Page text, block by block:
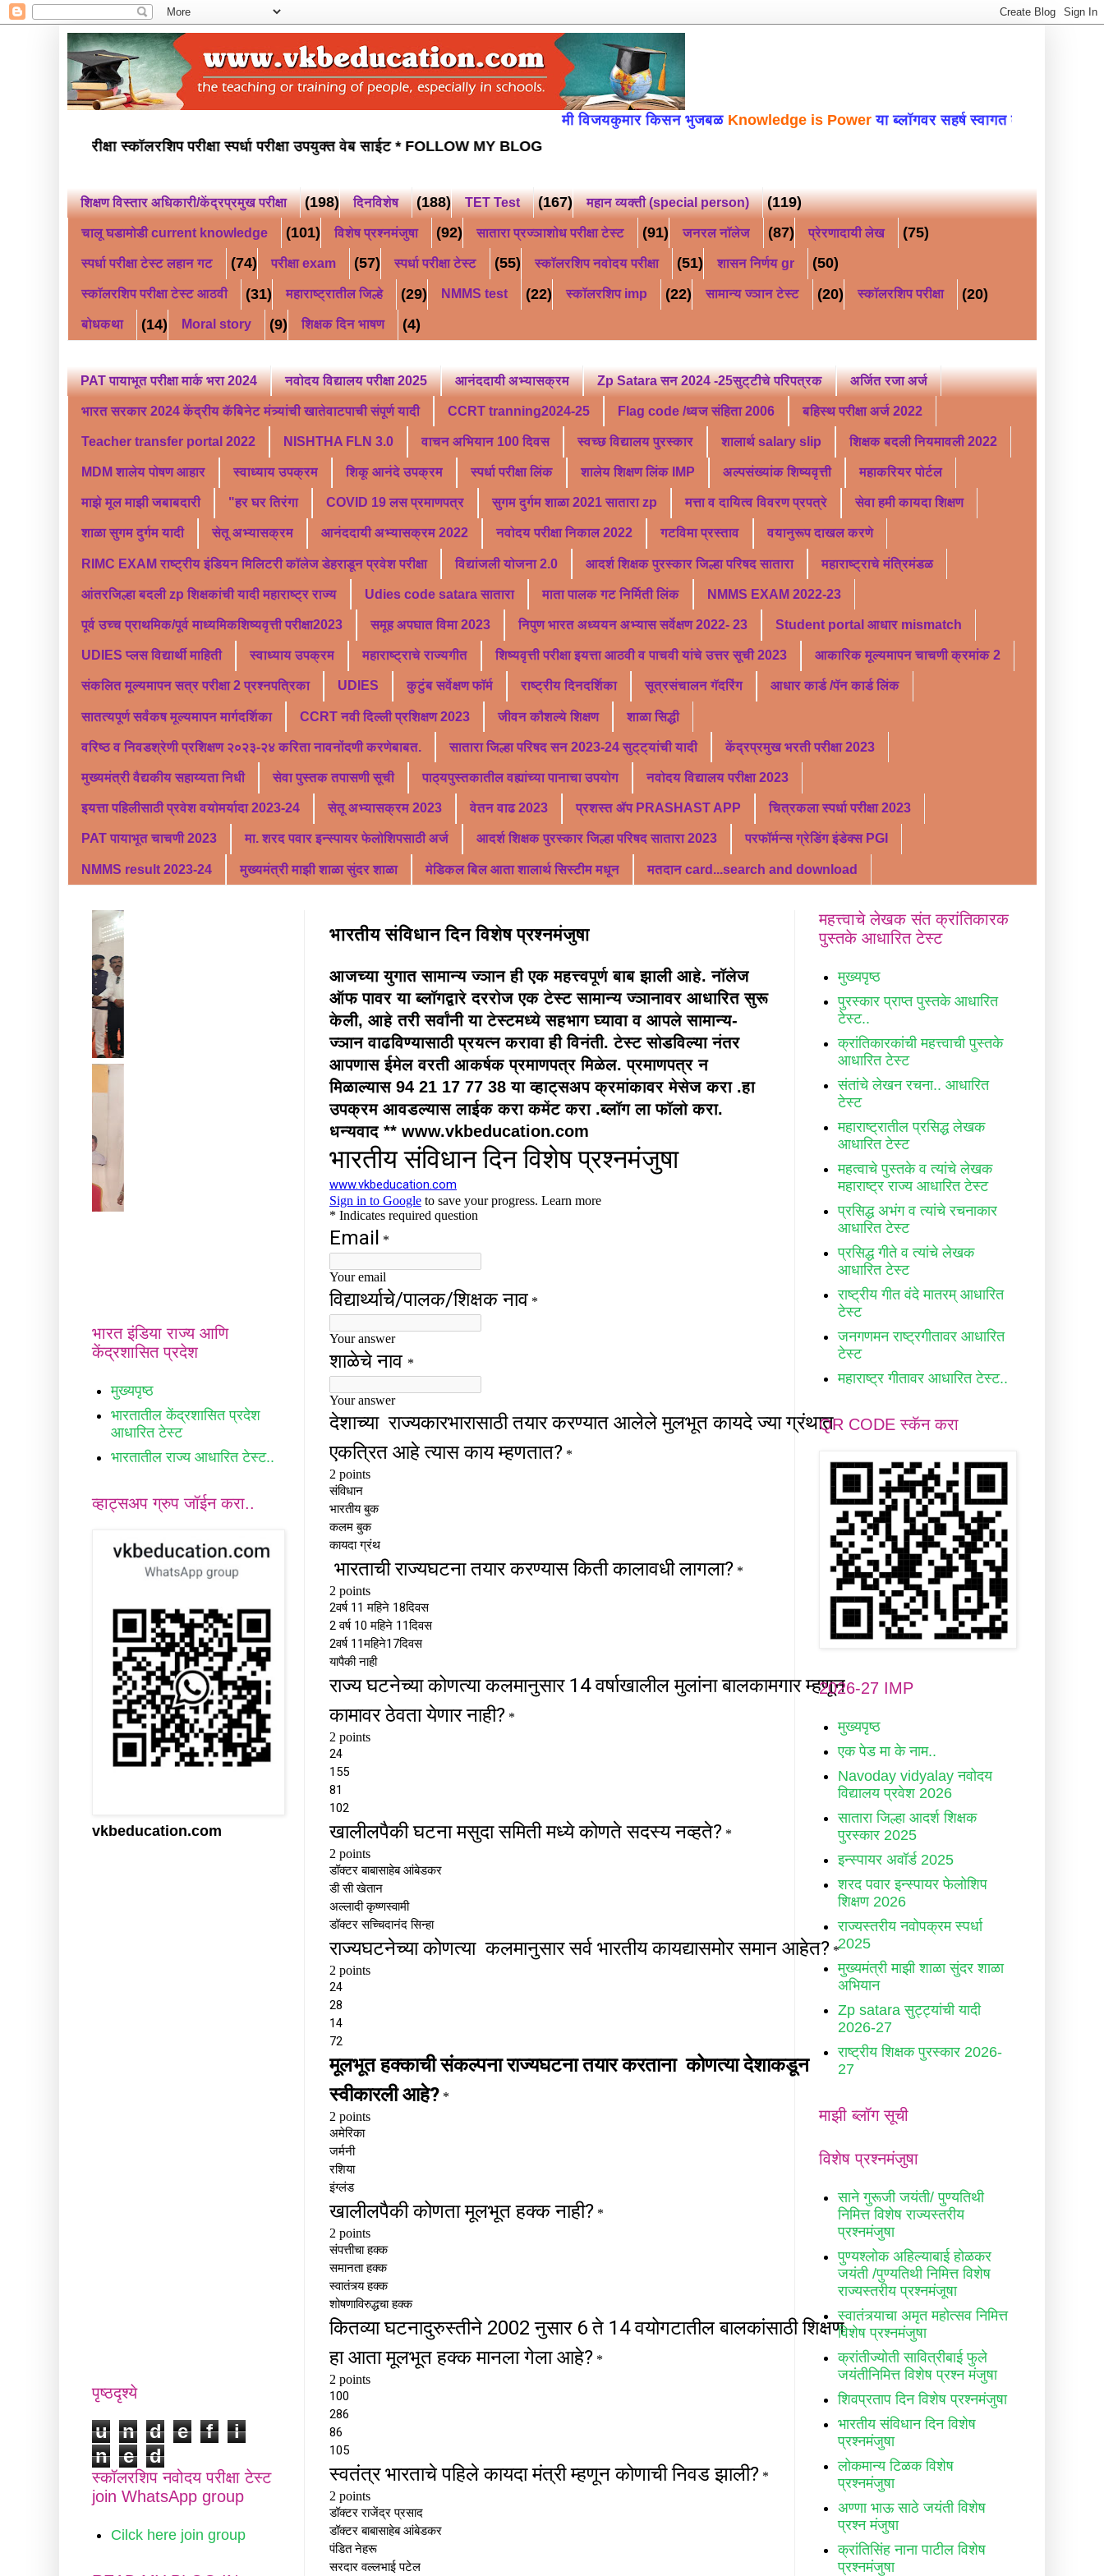
मी विजयकुमार किसन भुजबळKnowledge is Powerया ब्लॉगवर सहर्ष स्वागत करत आहे WELCOME
इयत्ता पाचवी नवोदय परीक्षा स्कॉलरशिप परीक्षा स्पर्धा परीक्षा उपयुक्त वेब साईट *FOLLOW MY BLOG
शिक्षण विस्तार अधिकारी/केंद्रप्रमुख परीक्षा (198) दिनविशेष (188) TET Test (167) महान व्यक्ती (special person) (119)
चालू घडामोडी current knowledge (101) विशेष प्रश्नमंजुषा (92) सातारा प्रज्ञाशोध परीक्षा टेस्ट (91) जनरल नॉलेज (87) प्रेरणादायी लेख (75)
स्पर्धा परीक्षा टेस्ट लहान गट (74) परीक्षा exam (57) स्पर्धा परीक्षा टेस्ट (55) स्कॉलरशिप नवोदय परीक्षा (51) शासन निर्णय gr (50)
स्कॉलरशिप परीक्षा टेस्ट आठवी (31) महाराष्ट्रातील जिल्हे (29) NMMS test (22) स्कॉलरशिप imp (22) सामान्य ज्ञान टेस्ट (20) स्कॉलरशिप परीक्षा (20)
बोधकथा (14) Moral story (9) शिक्षक दिन भाषण (4)
PAT पायाभूत परीक्षा मार्क भरा 2024 नवोदय विद्यालय परीक्षा 2025 आनंददायी अभ्यासक्रम Zp Satara सन 2024 -25सुट्टीचे परिपत्रक अर्जित रजा अर्ज
भारत सरकार 2024 केंद्रीय कॅबिनेट मंत्र्यांची खातेवाटपाची संपूर्ण यादी CCRT tranning2024-25 Flag code /ध्वज संहिता 2006 बहिस्थ परीक्षा अर्ज 2022
Teacher transfer portal 2022 NISHTHA FLN 3.0 वाचन अभियान 100 दिवस स्वच्छ विद्यालय पुरस्कार शालार्थ salary slip शिक्षक बदली नियमावली 2022
MDM शालेय पोषण आहार स्वाध्याय उपक्रम शिकू आनंदे उपक्रम स्पर्धा परीक्षा लिंक शालेय शिक्षण लिंक IMP अल्पसंख्यांक शिष्यवृत्ती महाकरियर पोर्टल
माझे मूल माझी जबाबदारी "हर घर तिरंगा COVID 19 लस प्रमाणपत्र सुगम दुर्गम शाळा 2021 सातारा zp मत्ता व दायित्व विवरण प्रपत्रे सेवा हमी कायदा शिक्षण
शाळा सुगम दुर्गम यादी सेतू अभ्यासक्रम आनंददायी अभ्यासक्रम 2022 नवोदय परीक्षा निकाल 2022 गटविमा प्रस्ताव वयानुरूप दाखल करणे
RIMC EXAM राष्ट्रीय इंडियन मिलिटरी कॉलेज डेहराडून प्रवेश परीक्षा विद्यांजली योजना 2.0 आदर्श शिक्षक पुरस्कार जिल्हा परिषद सातारा महाराष्ट्राचे मंत्रिमंडळ
आंतरजिल्हा बदली zp शिक्षकांची यादी महाराष्ट्र राज्य Udies code satara सातारा माता पालक गट निर्मिती लिंक NMMS EXAM 2022-23
पूर्व उच्च प्राथमिक/पूर्व माध्यमिकशिष्यवृत्ती परीक्षा2023 समूह अपघात विमा 2023 निपुण भारत अध्ययन अभ्यास सर्वेक्षण 2022- 23 Student portal आधार mismatch
UDIES प्लस विद्यार्थी माहिती स्वाध्याय उपक्रम महाराष्ट्राचे राज्यगीत शिष्यवृत्ती परीक्षा इयत्ता आठवी व पाचवी यांचे उत्तर सूची 2023 आकारिक मूल्यमापन चाचणी क्रमांक 2
संकलित मूल्यमापन सत्र परीक्षा 2 प्रश्नपत्रिका UDIES कुटुंब सर्वेक्षण फॉर्म राष्ट्रीय दिनदर्शिका सूत्रसंचालन गॅदरिंग आधार कार्ड /पॅन कार्ड लिंक
सातत्यपूर्ण सर्वंकष मूल्यमापन मार्गदर्शिका CCRT नवी दिल्ली प्रशिक्षण 2023 जीवन कौशल्ये शिक्षण शाळा सिद्धी
वरिष्ठ व निवडश्रेणी प्रशिक्षण २०२३-२४ करिता नावनोंदणी करणेबाबत. सातारा जिल्हा परिषद सन 2023-24 सुट्ट्यांची यादी केंद्रप्रमुख भरती परीक्षा 2023
मुख्यमंत्री वैद्यकीय सहाय्यता निधी सेवा पुस्तक तपासणी सूची पाठ्यपुस्तकातील वह्यांच्या पानाचा उपयोग नवोदय विद्यालय परीक्षा 2023
इयत्ता पहिलीसाठी प्रवेश वयोमर्यादा 2023-24 सेतू अभ्यासक्रम 2023 वेतन वाढ 2023 प्रशस्त ॲप PRASHAST APP चित्रकला स्पर्धा परीक्षा 2023
PAT पायाभूत चाचणी 2023 मा. शरद पवार इन्स्पायर फेलोशिपसाठी अर्ज आदर्श शिक्षक पुरस्कार जिल्हा परिषद सातारा 2023 परफॉर्मन्स ग्रेडिंग इंडेक्स PGI
NMMS result 2023-24 मुख्यमंत्री माझी शाळा सुंदर शाळा मेडिकल बिल आता शालार्थ सिस्टीम मधून मतदान card...search and download
भारतीय संविधान दिन विशेष प्रश्नमंजुषा
आजच्या युगात सामान्य ज्ञान ही एक महत्त्वपूर्ण बाब झाली आहे. नॉलेज
ऑफ पावर या ब्लॉगद्वारे दररोज एक टेस्ट सामान्य ज्ञानावर आधारित सुरू
केली, आहे तरी सर्वांनी या टेस्टमध्ये सहभाग घ्यावा व आपले सामान्य-
ज्ञान वाढविण्यासाठी प्रयत्न करावा ही विनंती. टेस्ट सोडविल्या नंतर
आपणास ईमेल वरती आकर्षक प्रमाणपत्र मिळेल. प्रमाणपत्र न
मिळाल्यास 94 21 17 77 38 या व्हाट्सअप क्रमांकावर मेसेज करा .हा
उपक्रम आवडल्यास लाईक करा कमेंट करा .ब्लॉग ला फॉलो करा.
धन्यवाद ** www.vkbeducation.com
भारत इंडिया राज्य आणि
केंद्रशासित प्रदेश
मुख्यपृष्ठ
भारतातील केंद्रशासित प्रदेश
आधारित टेस्ट
भारतातील राज्य आधारित टेस्ट..
व्हाट्सअप ग्रुप जॉईन करा..
vkbeducation.com
पृष्ठदृश्ये
u n d e f
i
n
e d
स्कॉलरशिप नवोदय परीक्षा टेस्ट
join WhatsApp group
Cilck here join group
महत्त्वाचे लेखक संत क्रांतिकारक
पुस्तके आधारित टेस्ट
मुख्यपृष्ठ
पुरस्कार प्राप्त पुस्तके आधारित
टेस्ट..
क्रांतिकारकांची महत्त्वाची पुस्तके
आधारित टेस्ट
संतांचे लेखन रचना.. आधारित
टेस्ट
महाराष्ट्रातील प्रसिद्ध लेखक
आधारित टेस्ट
महत्वाचे पुस्तके व त्यांचे लेखक
महाराष्ट्र राज्य आधारित टेस्ट
प्रसिद्ध अभंग व त्यांचे रचनाकार
आधारित टेस्ट
प्रसिद्ध गीते व त्यांचे लेखक
आधारित टेस्ट
राष्ट्रीय गीत वंदे मातरम् आधारित
टेस्ट
जनगणमन राष्ट्रगीतावर आधारित
टेस्ट
महाराष्ट्र गीतावर आधारित टेस्ट..
QR CODE स्कॅन करा
2026-27 IMP
मुख्यपृष्ठ
एक पेड मा के नाम..
Navoday vidyalay नवोदय
विद्यालय प्रवेश 2026
सातारा जिल्हा आदर्श शिक्षक
पुरस्कार 2025
इन्स्पायर अवॉर्ड 2025
शरद पवार इन्स्पायर फेलोशिप
शिक्षण 2026
राज्यस्तरीय नवोपक्रम स्पर्धा
2025
मुख्यमंत्री माझी शाळा सुंदर शाळा
अभियान
Zp satara सुट्ट्यांची यादी
2026-27
राष्ट्रीय शिक्षक पुरस्कार 2026-
27
माझी ब्लॉग सूची
विशेष प्रश्नमंजुषा
साने गुरूजी जयंती/ पुण्यतिथी
निमित्त विशेष राज्यस्तरीय
प्रश्नमंजुषा
पुण्यश्लोक अहिल्याबाई होळकर
जयंती /पुण्यतिथी निमित्त विशेष
राज्यस्तरीय प्रश्नमंजूषा
स्वातंत्र्याचा अमृत महोत्सव निमित्त
विशेष प्रश्नमंजुषा
क्रांतीज्योती सावित्रीबाई फुले
जयंतीनिमित्त विशेष प्रश्न मंजुषा
शिवप्रताप दिन विशेष प्रश्नमंजुषा
भारतीय संविधान दिन विशेष
प्रश्नमंजुषा
लोकमान्य टिळक विशेष
प्रश्नमंजुषा
अण्णा भाऊ साठे जयंती विशेष
प्रश्न मंजुषा
क्रांतिसिंह नाना पाटील विशेष
प्रश्नमंजुषा